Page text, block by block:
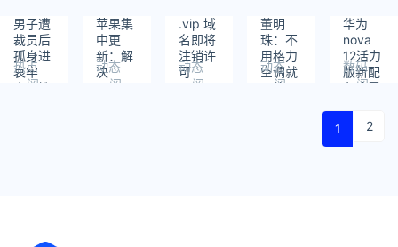
男子遭
裁员后
孤身进
哀牢
山：携
热点
阅
苹果集
中更
新：解
决
iPhone、
动态
阅
.vip 域
名即将
注销许
可
动态
阅
董明
珠：不
用格力
空调就
是傻瓜
动态
阅
华为
nova
12活力
版新配
色冰雪
川白发
布：骁
龙
数码
阅
382
1 2